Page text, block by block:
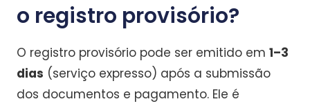
o registro provisório?
O registro provisório pode ser emitido em 1–3
dias (serviço expresso) após a submissão
dos documentos e pagamento. Ele é